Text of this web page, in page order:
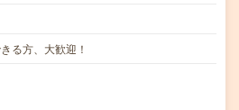
る方、大歓迎！